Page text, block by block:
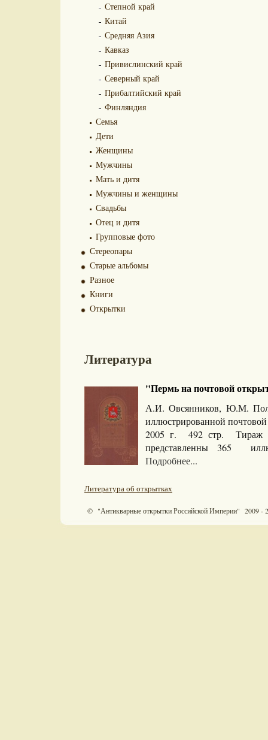
Степной край
Китай
Средняя Азия
Кавказ
Привислинский край
Северный край
Прибалтийский край
Финляндия
Семья
Дети
Женщины
Мужчины
Мать и дитя
Мужчины и женщины
Свадьбы
Отец и дитя
Групповые фото
Стереопары
Старые альбомы
Разное
Книги
Открытки
Литература
"Пермь на почтовой
А.И. Овсянников, Ю.М.
иллюстрированной
2005 г. 492 стр.
представленны 365
Подробнее...
Литература об открытках
© "Антикварные открытки Российской Империи" 2009 -